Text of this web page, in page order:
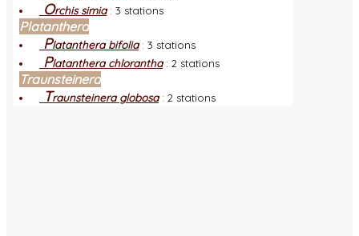
Orchis simia: 3 stations
Platanthera
Platanthera bifolia: 3 stations
Platanthera chlorantha: 2 stations
Traunsteinera
Traunsteinera globosa: 2 stations